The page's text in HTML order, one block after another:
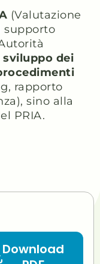
(Valutazione
supporto
sviluppo dei
rapporto
sino alla
PRIA.
Download